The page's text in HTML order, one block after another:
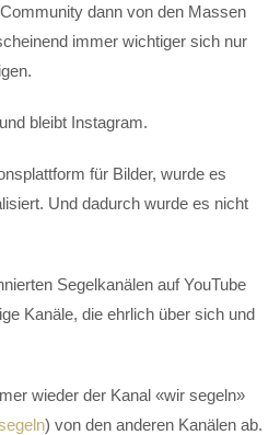
dann von den Massen
immer wichtiger sich nur
bleibt Instagram.
für Bilder, wurde es
Und dadurch wurde es nicht
Segelkanälen auf YouTube
Kanäle, die ehrlich über sich und
wieder der Kanal «wir segeln»
) von den anderen Kanälen ab.